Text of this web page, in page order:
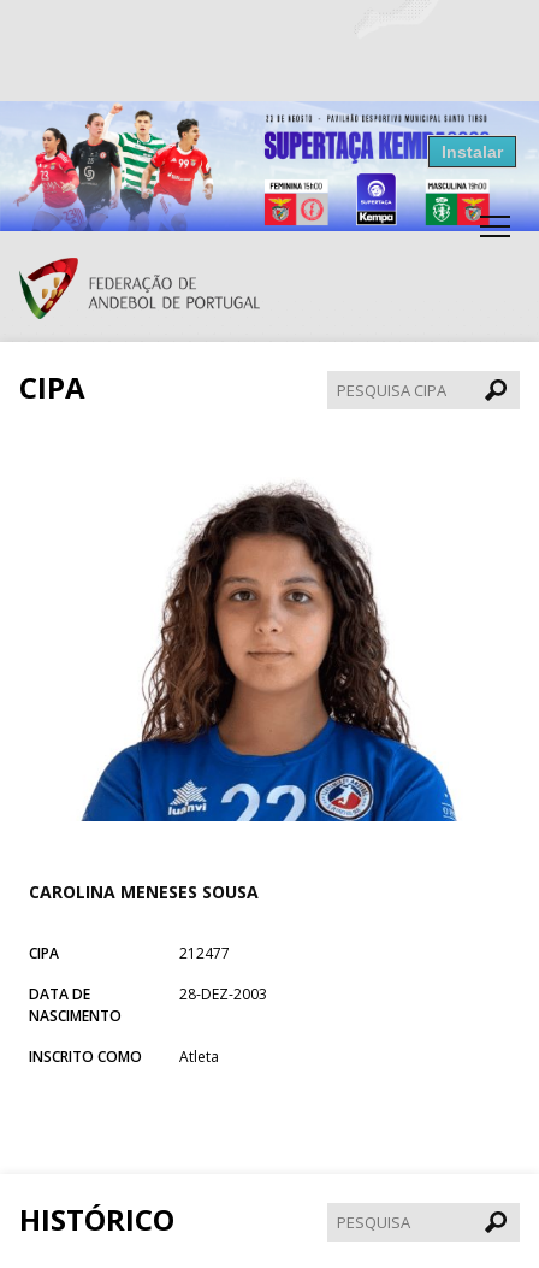
Resultados Andebol
Federação de Andebol de Portugal
Grátis - Disponivel na Play Store
Instalar
CIPA
CIPA
CAROLINA MENESES SOUSA
CIPA
212477
DATA DE
NASCIMENTO
28-DEZ-2003
INSCRITO COMO Atleta
HISTÓRICO